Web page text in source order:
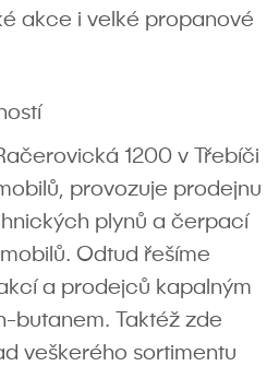
akce i velké propanové
1200 v Třebíči
provozuje prodejnu
plynů a čerpací
Odtud řešíme
a prodejců kapalným
butanem. Taktéž zde
veškerého sortimentu